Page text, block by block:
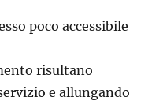
poco accessibile
risultano
e allungando